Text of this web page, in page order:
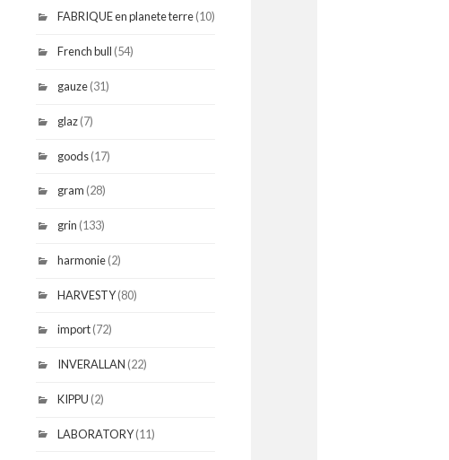
FABRIQUE en planete terre(10)
French bull (54)
gauze(31)
glaz(7)
goods(17)
gram (28)
grin (133)
harmonie(2)
HARVESTY(80)
import(72)
INVERALLAN (22)
KIPPU (2)
LABORATORY(11)